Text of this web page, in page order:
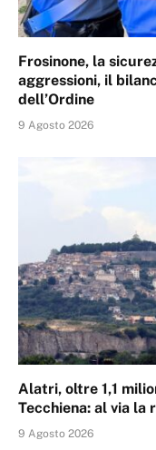
Frosinone, la
aggressioni, il
dell’Ordine
9 Agosto 2026
Alatri, oltre 1,1
Tecchiena: al via
9 Agosto 2026